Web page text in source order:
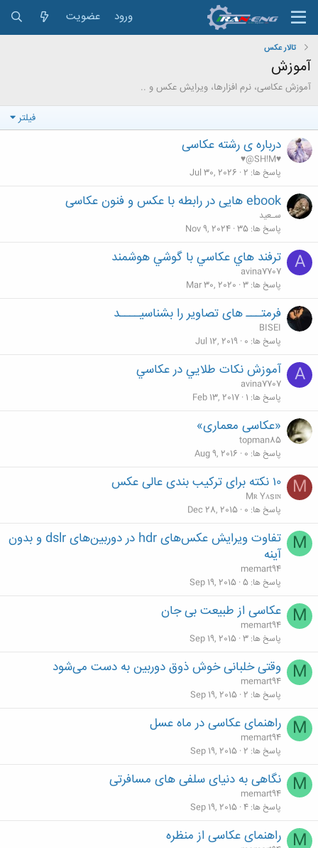
ورود عضویت
تالار عکس
آموزش
آموزش عکاسی، نرم افزارها، ویرایش عکس و ..
فیلتر
درباره ی رشته عکاسی
♥@SH!M♥
پاسخ ها 2
Jul 30, 2026
ebook هایی در رابطه با عکس و فنون عکاسی
سـعید
پاسخ ها 35
Nov 9, 2024
A ترفند هاي عكاسي با گوشي هوشمند
avina7707
پاسخ ها 3
Mar 30, 2020
فرمتـــ های تصاویر را بشناسیــــد
BISEI
پاسخ ها 0
Jul 12, 2019
A آموزش نكات طلايي در عكاسي
avina7707
پاسخ ها 1
Feb 13, 2017
«عکاسی معماری»
topman85
پاسخ ها 0
Aug 9, 2016
M ۱۰ نکته برای ترکیب بندی عالی عکس
Mʀ Yᴀsɪɴ
پاسخ ها 0
Dec 28, 2015
M
تفاوت ویرایش عکس‌های hdr در دوربین‌های dslr و بدون
آینه
memart94
پاسخ ها 5
Sep 19, 2015
M عکاسی از طبیعت بی جان
memart94
پاسخ ها 3
Sep 19, 2015
M وقتی خلبانی خوش ذوق دوربین به دست می‌شود
memart94
پاسخ ها 2
Sep 19, 2015
M راهنمای عکاسی در ماه عسل
memart94
پاسخ ها 2
Sep 19, 2015
M نگاهی به دنیای سلفی‌ های مسافرتی
memart94
پاسخ ها 4
Sep 19, 2015
M راهنمای عکاسی از منظره